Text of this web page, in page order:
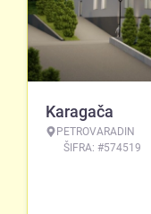
Karagača
PETROVARADIN
ŠIFRA: #574519